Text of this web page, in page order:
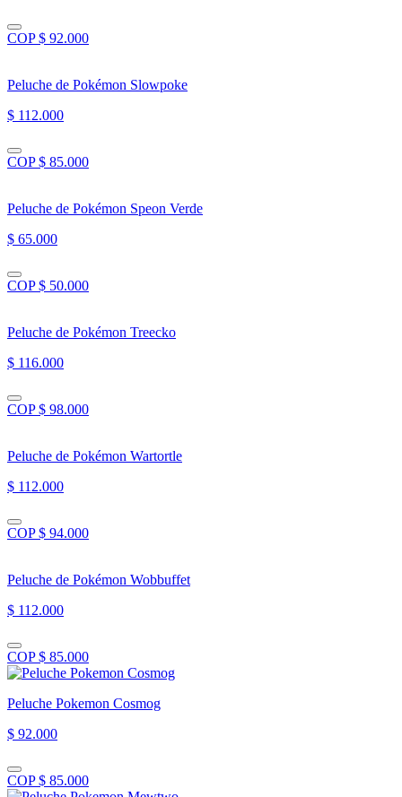
COP $ 92.000
Peluche de Pokémon Slowpoke
$ 112.000
COP $ 85.000
Peluche de Pokémon Speon Verde
$ 65.000
COP $ 50.000
Peluche de Pokémon Treecko
$ 116.000
COP $ 98.000
Peluche de Pokémon Wartortle
$ 112.000
COP $ 94.000
Peluche de Pokémon Wobbuffet
$ 112.000
COP $ 85.000
Peluche Pokemon Cosmog
$ 92.000
COP $ 85.000